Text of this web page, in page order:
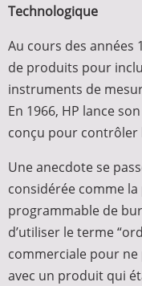
Technologique
Au cours des années
de produits pour
instruments de
En 1966, HP lance
conçu pour contrôler
Une anecdote se
considérée comme
programmable de
d’utiliser le terme
commerciale pour
avec un produit qui